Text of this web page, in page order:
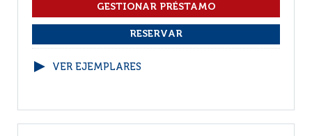
VER EJEMPLARES